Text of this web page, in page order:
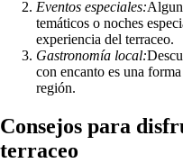
Eventos especiales:
temáticos o noches
experiencia del terraceo.
Gastronomía local:
con encanto es una
región.
Consejos para
terraceo